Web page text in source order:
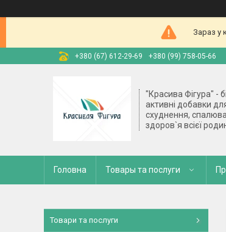
Зараз у
+380 (67) 612-29-69 +380 (99) 758-05-66
"Красива Фігура" -
активні добавки
схуднення,
здоров`я всієї
Головна Товары та послуги
Товари та послуги